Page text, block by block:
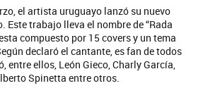
el artista uruguayo lanzó su nuevo
trabajo lleva el nombre de “Rada
compuesto por 15 covers y un tema
declaró el cantante, es fan de todos
entre ellos, León Gieco, Charly García,
Spinetta entre otros.